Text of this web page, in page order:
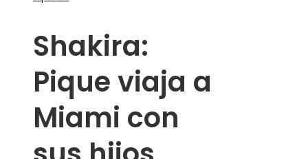
Shakira:
Pique viaja a
Miami con